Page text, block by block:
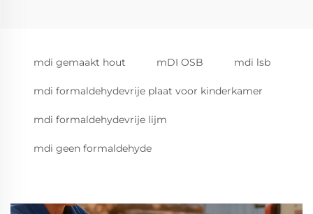
mdi gemaakt hout mDI OSB mdi lsb
mdi formaldehydevrije plaat voor kinderkamer
mdi formaldehydevrije lijm
mdi geen formaldehyde